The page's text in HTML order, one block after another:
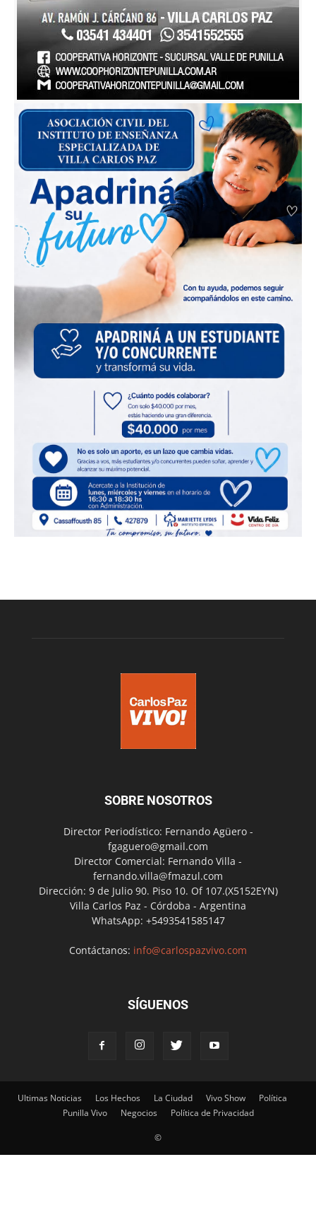
SOBRE NOSOTROS
Director Periodístico: Fernando Agüero -
fgaguero@gmail.com
Director Comercial: Fernando Villa -
fernando.villa@fmazul.com
Dirección: 9 de Julio 90. Piso 10. Of 107.(X5152EYN)
Villa Carlos Paz - Córdoba - Argentina
WhatsApp: +5493541585147
Contáctanos: info@carlospazvivo.com
SÍGUENOS
Ultimas Noticias Los Hechos La Ciudad Vivo Show
Política
Punilla Vivo
Negocios Política de Privacidad
©